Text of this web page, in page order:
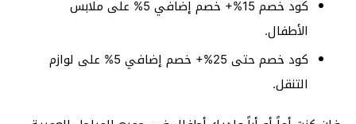
كود خصم 15%+ خصم إضافي 5% على ملابس
الأطفال.
كود خصم حتى 25%+ خصم إضافي 5% على لوازم
التنقل.